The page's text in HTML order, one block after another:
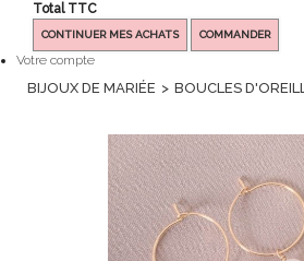
Total TTC
CONTINUER MES ACHATS COMMANDER
Votre compte
BIJOUX DE MARIÉE > BOUCLES